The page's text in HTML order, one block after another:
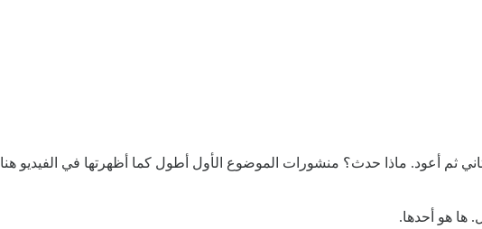
ثم أعود. ماذا حدث؟ منشورات الموضوع الأول أطول كما أظهرتها في الفيديو هنا
ها هو أحدها.